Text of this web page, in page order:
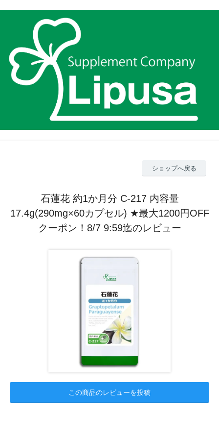
ショップへ戻る
石蓮花 約1か月分 C-217 内容量
17.4g(290mg×60カプセル) ★最大1200円OFF
クーポン！8/7 9:59迄のレビュー
この商品のレビューを投稿